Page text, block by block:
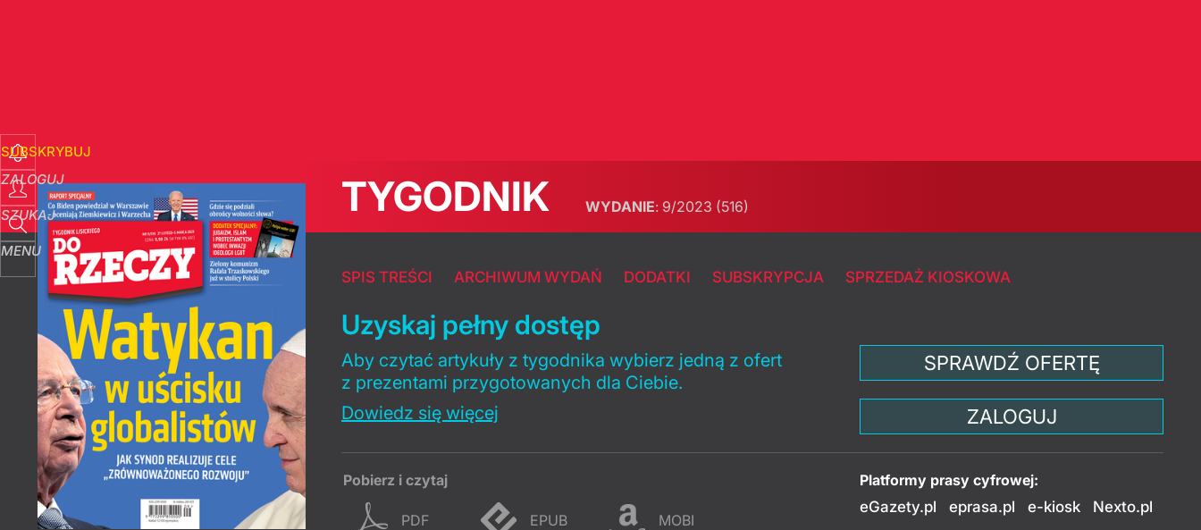
SUBSKRYBUJ
ZALOGUJ
SZUKAJ
MENU
TYGODNIK WYDANIE: 9/2023 (516)
SPIS TREŚCI ARCHIWUM WYDAŃ DODATKI SUBSKRYPCJA SPRZEDAŻ KIOSKOWA
Uzyskaj pełny dostęp
Aby czytać artykuły z tygodnika wybierz jedną z ofert
z prezentami przygotowanych dla Ciebie.
Dowiedz się więcej
SPRAWDŹ OFERTĘ
ZALOGUJ
Pobierz i czytaj
PDF EPUB MOBI
Platformy prasy cyfrowej:
eGazety.pl
eprasa.pl e-kiosk Nexto.pl